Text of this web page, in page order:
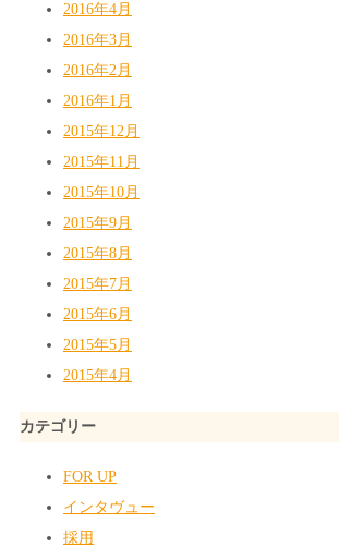
2016年4月
2016年3月
2016年2月
2016年1月
2015年12月
2015年11月
2015年10月
2015年9月
2015年8月
2015年7月
2015年6月
2015年5月
2015年4月
カテゴリー
FOR UP
インタヴュー
採用